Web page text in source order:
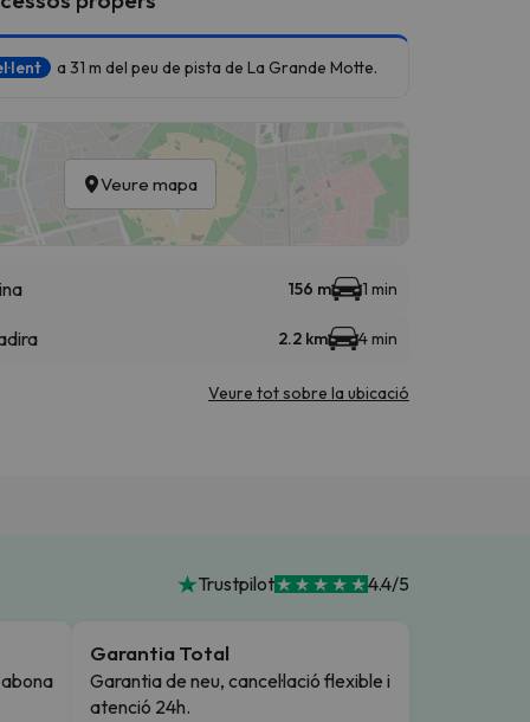
a 31 m del peu de pista de La Grande Motte.
Veure mapa
156 m 1 min
2.2 km 4 min
Veure tot sobre la ubicació
Trustpilot 4.4/5
Garantia Total
Garantia de neu, cancel·lació flexible i
atenció 24h.